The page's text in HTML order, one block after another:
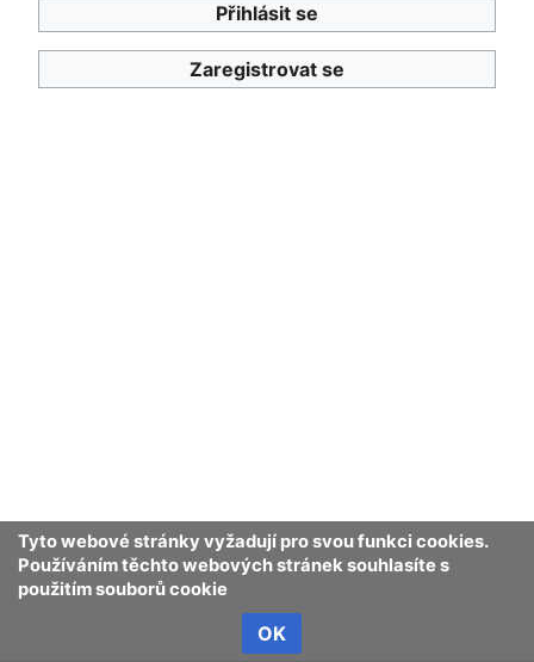
Tyto webové stránky vyžadují pro svou funkci cookies.
Používáním těchto webových stránek souhlasíte s
použitím souborů cookie
OK
Ochrana osobních údajů Klasické
Přihlásit se
Zaregistrovat se